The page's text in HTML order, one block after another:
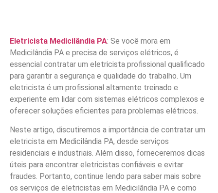
Eletricista Medicilândia PA: Se você mora em
Medicilândia PA e precisa de serviços elétricos, é
essencial contratar um eletricista profissional qualificado
para garantir a segurança e qualidade do trabalho. Um
eletricista é um profissional altamente treinado e
experiente em lidar com sistemas elétricos complexos e
oferecer soluções eficientes para problemas elétricos.
Neste artigo, discutiremos a importância de contratar um
eletricista em Medicilândia PA, desde serviços
residenciais e industriais. Além disso, forneceremos dicas
úteis para encontrar eletricistas confiáveis e evitar
fraudes. Portanto, continue lendo para saber mais sobre
os serviços de eletricistas em Medicilândia PA e como